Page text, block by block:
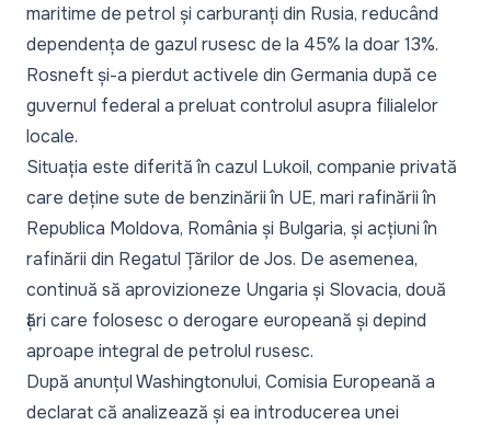
maritime de petrol și carburanți din Rusia, reducând
dependența de gazul rusesc de la 45% la doar 13%.
Rosneft și-a pierdut activele din Germania după ce
guvernul federal a preluat controlul asupra filialelor
locale.
Situația este diferită în cazul Lukoil, companie privată
care deține sute de benzinării în UE, mari rafinării în
Republica Moldova, România și Bulgaria, și acțiuni în
rafinării din Regatul Țărilor de Jos. De asemenea,
continuă să aprovizioneze Ungaria și Slovacia, două
țări care folosesc o derogare europeană și depind
aproape integral de petrolul rusesc.
După anunțul Washingtonului, Comisia Europeană a
declarat că analizează și ea introducerea unei